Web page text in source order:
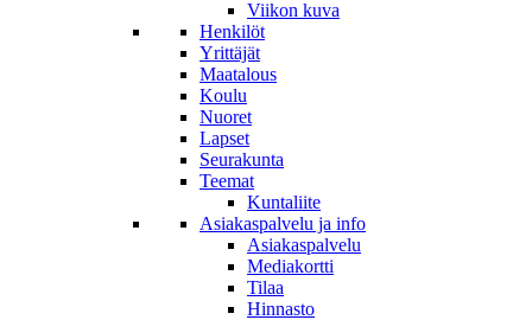
Viikon kuva
Henkilöt
Yrittäjät
Maatalous
Koulu
Nuoret
Lapset
Seurakunta
Teemat
Kuntaliite
Asiakaspalvelu ja info
Asiakaspalvelu
Mediakortti
Tilaa
Hinnasto